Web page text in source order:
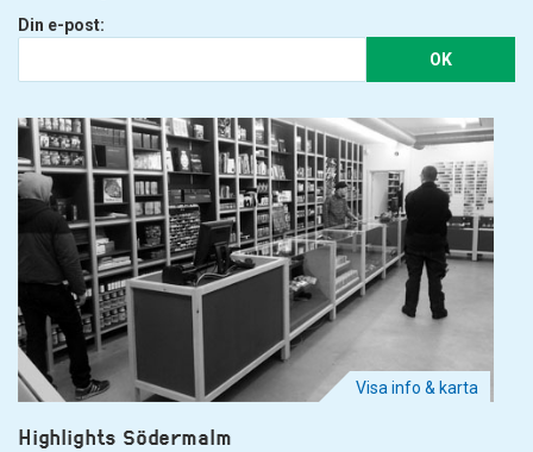
Din e-post:
OK
Visa info & karta
Highlights Södermalm